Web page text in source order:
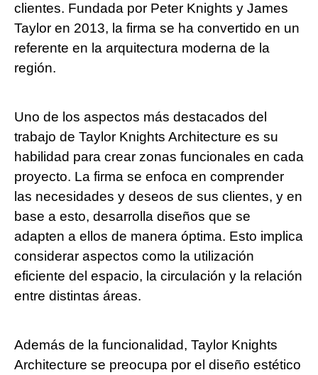
clientes. Fundada por Peter Knights y James
Taylor en 2013, la firma se ha convertido en un
referente en la arquitectura moderna de la
región.
Uno de los aspectos más destacados del
trabajo de Taylor Knights Architecture es su
habilidad para crear zonas funcionales en cada
proyecto. La firma se enfoca en comprender
las necesidades y deseos de sus clientes, y en
base a esto, desarrolla diseños que se
adapten a ellos de manera óptima. Esto implica
considerar aspectos como la utilización
eficiente del espacio, la circulación y la relación
entre distintas áreas.
Además de la funcionalidad, Taylor Knights
Architecture se preocupa por el diseño estético